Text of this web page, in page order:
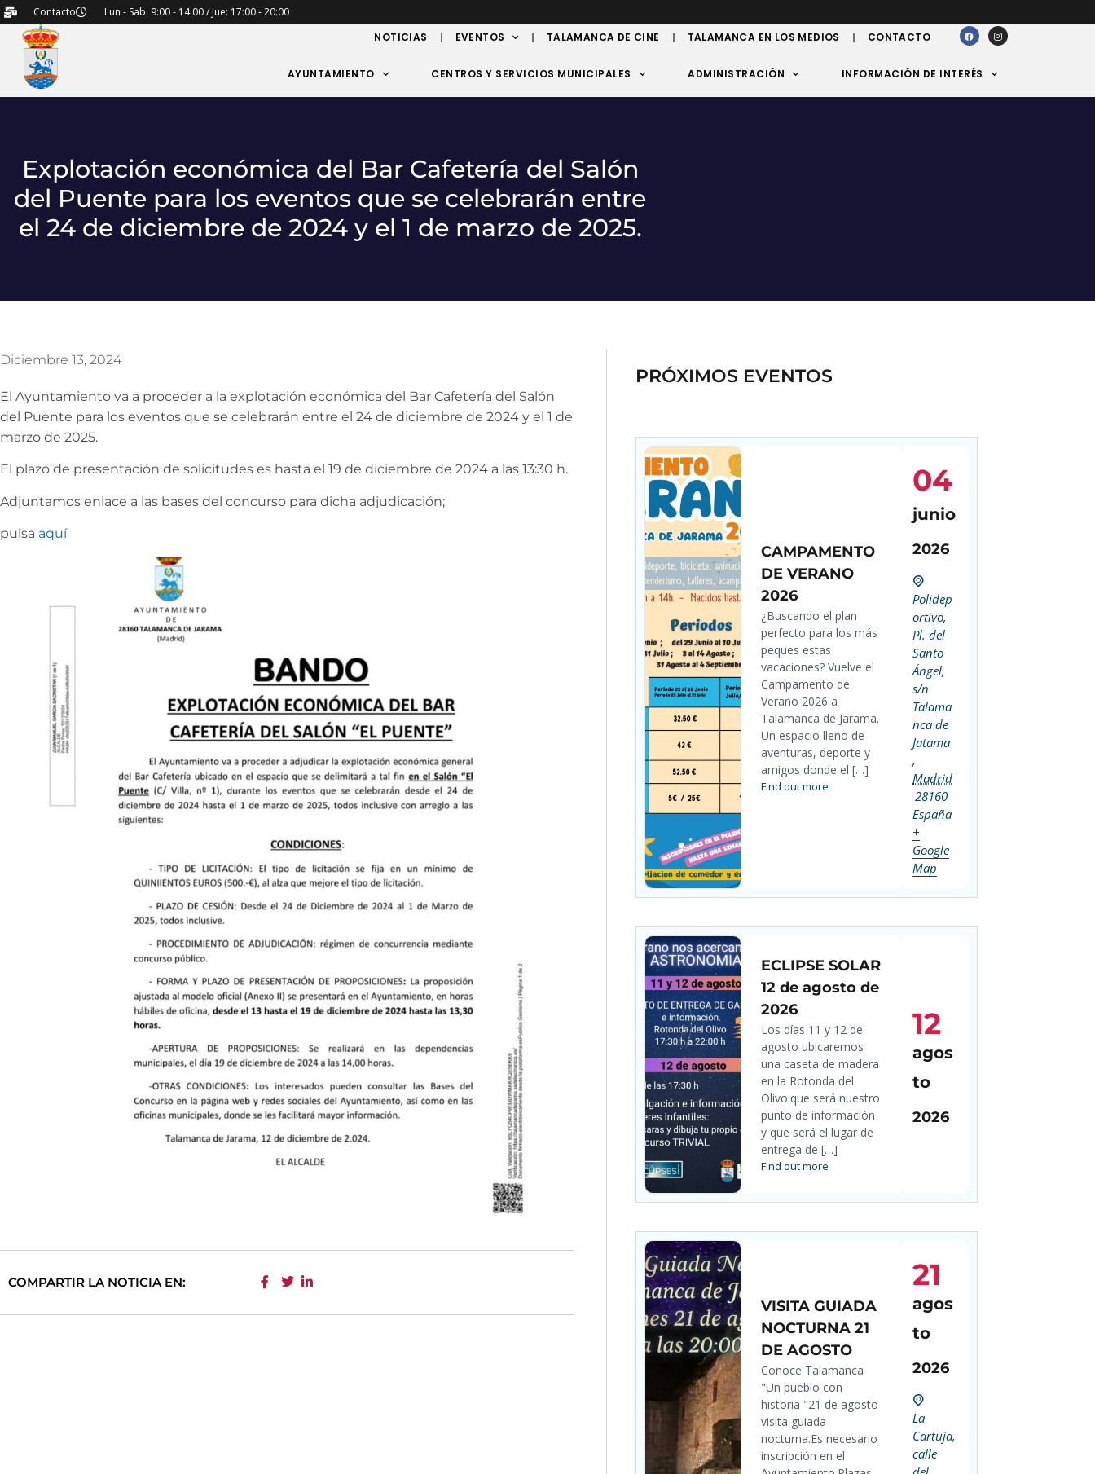
Contacto
Lun - Sab: 9:00 - 14:00 / Jue: 17:00 - 20:00
NOTICIAS
EVENTOS TALAMANCA DE CINE TALAMANCA EN LOS MEDIOS CONTACTO
AYUNTAMIENTO CENTROS Y SERVICIOS MUNICIPALES ADMINISTRACIÓN INFORMACIÓN DE INTERÉS
Explotación económica del Bar Cafetería del Salón
del Puente para los eventos que se celebrarán entre
el 24 de diciembre de 2024 y el 1 de marzo de 2025.
Diciembre 13, 2024
El Ayuntamiento va a proceder a la explotación económica del Bar Cafetería del Salón
del Puente para los eventos que se celebrarán entre el 24 de diciembre de 2024 y el 1 de
marzo de 2025.
El plazo de presentación de solicitudes es hasta el 19 de diciembre de 2024 a las 13:30 h.
Adjuntamos enlace a las bases del concurso para dicha adjudicación;
pulsa aquí
COMPARTIR LA NOTICIA EN:
PRÓXIMOS EVENTOS
CAMPAMENTO
DE VERANO
2026
¿Buscando el plan
perfecto para los más
peques estas
vacaciones? Vuelve el
Campamento de
Verano 2026 a
Talamanca de Jarama.
Un espacio lleno de
aventuras, deporte y
amigos donde el […]
Find out more
04
junio
2026
Polidep
ortivo,
Pl. del
Santo
Ángel,
s/n
Talama
nca de
Jatama
,
Madrid
28160
España
+
Google
Map
ECLIPSE SOLAR
12 de agosto de
2026
Los días 11 y 12 de
agosto ubicaremos
una caseta de madera
en la Rotonda del
Olivo.que será nuestro
punto de información
y que será el lugar de
entrega de […]
Find out more
12
agos
to
2026
VISITA GUIADA
NOCTURNA 21
DE AGOSTO
Conoce Talamanca
"Un pueblo con
historia "21 de agosto
visita guiada
nocturna.Es necesario
inscripción en el
21
agos
to
2026
La
Cartuja,
calle